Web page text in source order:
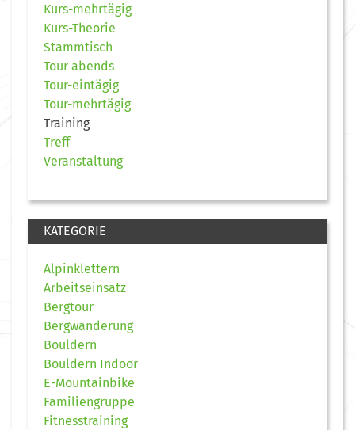
Kurs-mehrtägig
Kurs-Theorie
Stammtisch
Tour abends
Tour-eintägig
Tour-mehrtägig
Training
Treff
Veranstaltung
KATEGORIE
Alpinklettern
Arbeitseinsatz
Bergtour
Bergwanderung
Bouldern
Bouldern Indoor
E-Mountainbike
Familiengruppe
Fitnesstraining